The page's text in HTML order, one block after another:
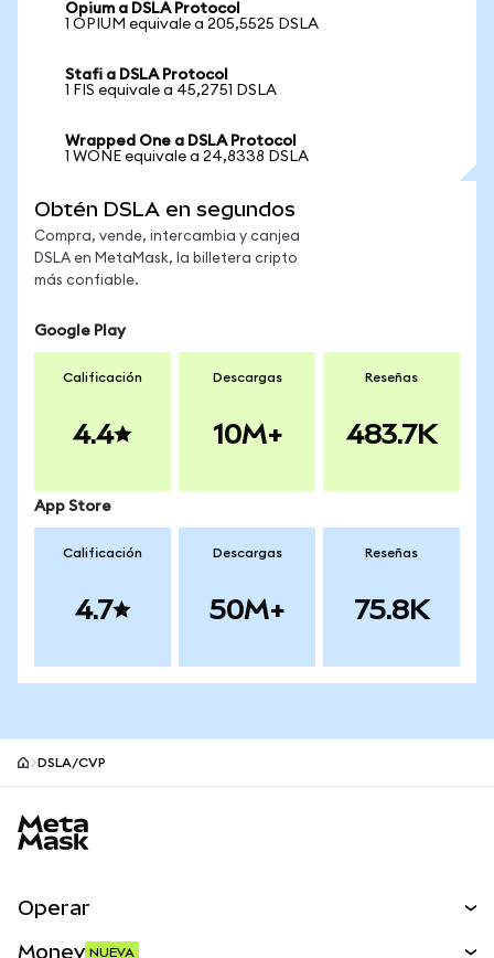
Opium a DSLA Protocol
1 OPIUM equivale a 205,5525 DSLA
Stafi a DSLA Protocol
1 FIS equivale a 45,2751 DSLA
Wrapped One a DSLA Protocol
1 WONE equivale a 24,8338 DSLA
Obtén DSLA en segundos
Compra, vende, intercambia y canjea
DSLA en MetaMask, la billetera cripto
más confiable.
Google Play
Calificación
4.4
Descargas
10M+
Reseñas
483.7K
App Store
Calificación
4.7
Descargas
50M+
Reseñas
75.8K
DSLA/CVP
Operar
Money NUEVA